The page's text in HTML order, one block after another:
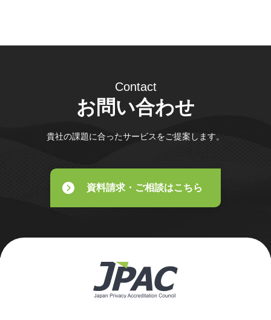
Contact
お問い合わせ
貴社の課題に合ったサービスをご提案します。
資料請求・ご相談はこちら